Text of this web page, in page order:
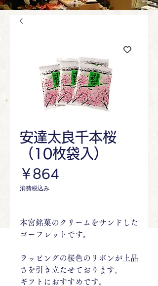
安達太良千本桜
（10枚袋入）
￥864
消費税込み
本宮銘菓のクリームをサンドした
ゴーフレットです。
ラッピングの桜色のリボンが上品
さを引き立たせております。
ギフトにおすすめです。